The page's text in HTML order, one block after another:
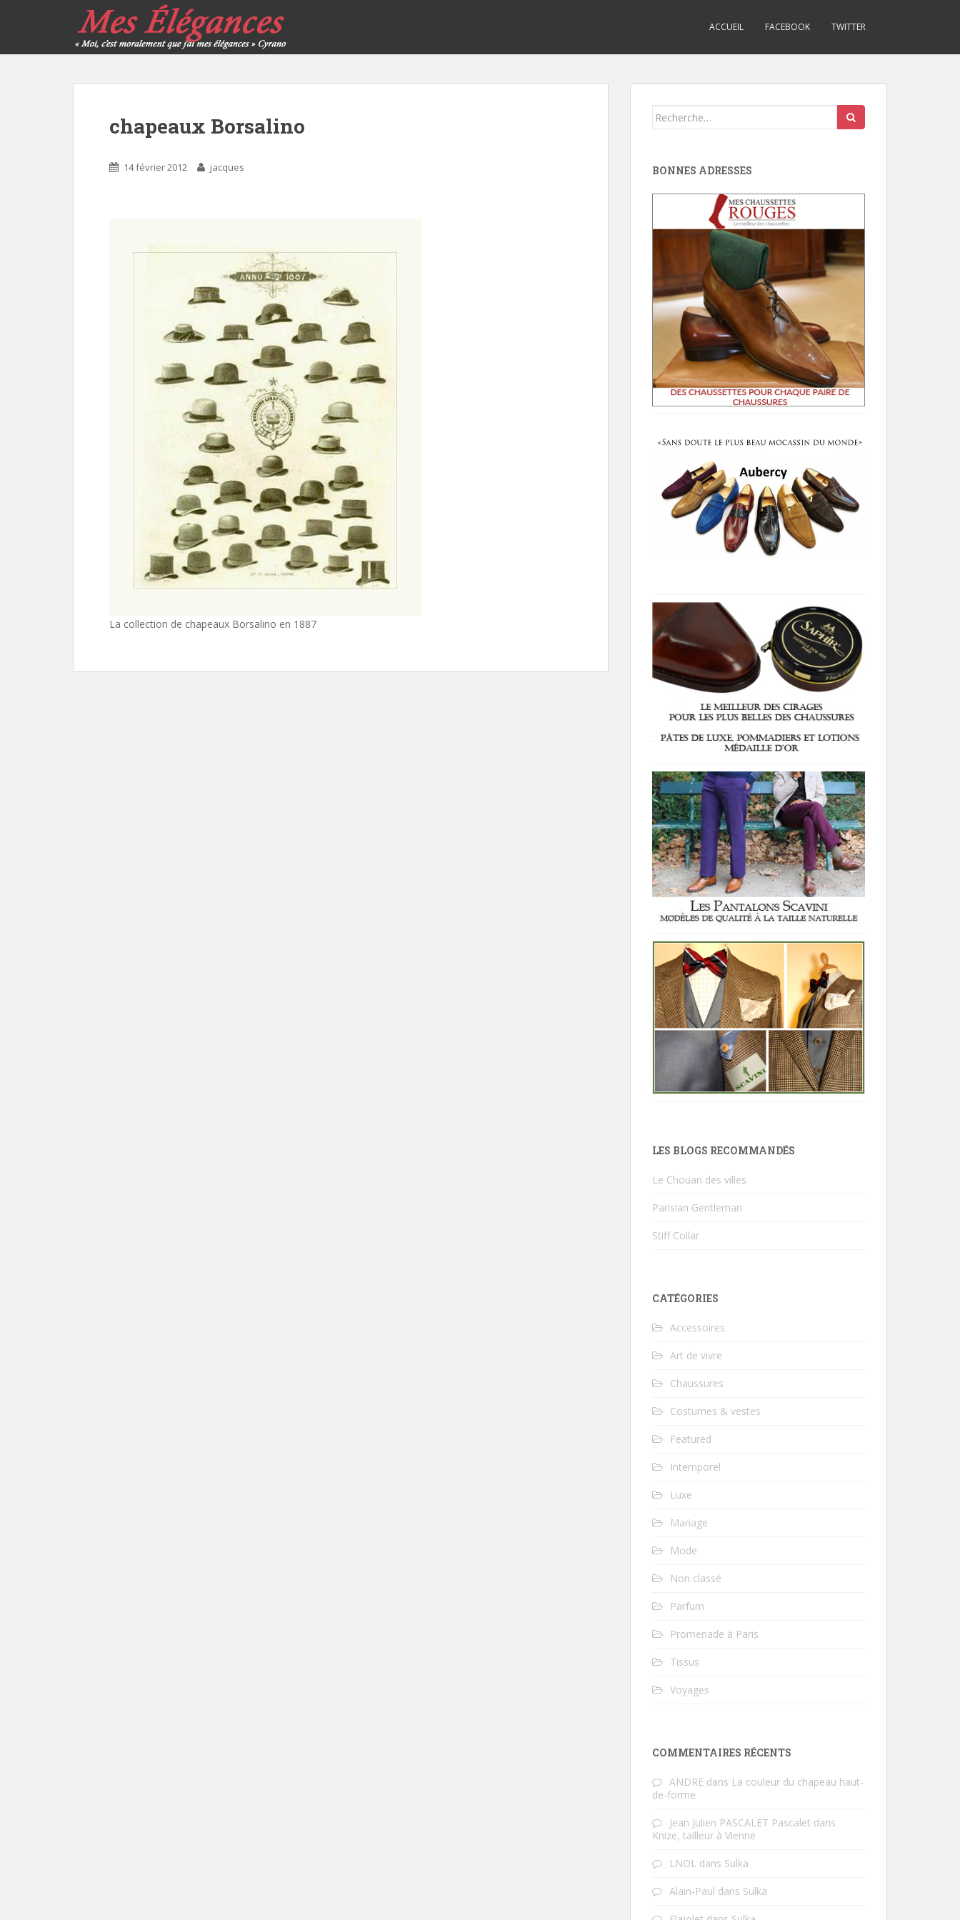
ACCUEIL FACEBOOK TWITTER
chapeaux Borsalino
14 février 2012 jacques
La collection de chapeaux Borsalino en 1887
Search
BONNES ADRESSES
LES BLOGS RECOMMANDÉS
Le Chouan des villes
Parisian Gentleman
Stiff Collar
CATÉGORIES
Accessoires
Art de vivre
Chaussures
Costumes & vestes
Featured
Intemporel
Luxe
Mariage
Mode
Non classé
Parfum
Promenade à Paris
Tissus
Voyages
COMMENTAIRES RÉCENTS
ANDRE dans La couleur du chapeau haut-
de-forme
Jean Julien PASCALET Pascalet dans
Knize, tailleur à Vienne
LNOL dans Sulka
Alain-Paul dans Sulka